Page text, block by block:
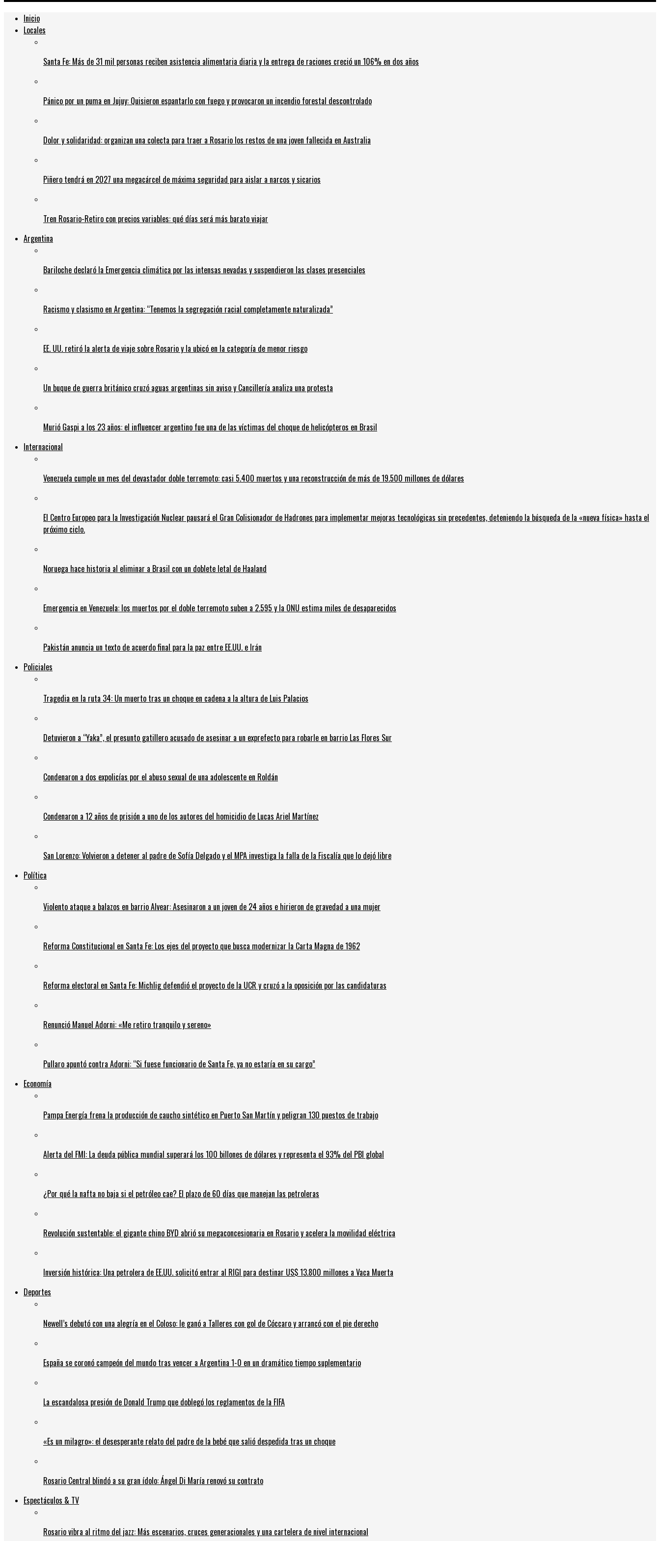
Inicio
Locales
Santa Fe: Más de 31 mil personas reciben asistencia alimentaria diaria y la entrega de raciones creció un 106% en dos años
Pánico por un puma en Jujuy: Quisieron espantarlo con fuego y provocaron un incendio forestal descontrolado
Dolor y solidaridad: organizan una colecta para traer a Rosario los restos de una joven fallecida en Australia
Piñero tendrá en 2027 una megacárcel de máxima seguridad para aislar a narcos y sicarios
Tren Rosario-Retiro con precios variables: qué días será más barato viajar
Argentina
Bariloche declaró la Emergencia climática por las intensas nevadas y suspendieron las clases presenciales
Racismo y clasismo en Argentina: “Tenemos la segregación racial completamente naturalizada”
EE. UU. retiró la alerta de viaje sobre Rosario y la ubicó en la categoría de menor riesgo
Un buque de guerra británico cruzó aguas argentinas sin aviso y Cancillería analiza una protesta
Murió Gaspi a los 23 años: el influencer argentino fue una de las víctimas del choque de helicópteros en Brasil
Internacional
Venezuela cumple un mes del devastador doble terremoto: casi 5.400 muertos y una reconstrucción de más de 19.500 millones de dólares
El Centro Europeo para la Investigación Nuclear pausará el Gran Colisionador de Hadrones para implementar mejoras tecnológicas sin precedentes, deteniendo la búsqueda de la «nueva física» hasta el
próximo ciclo.
Noruega hace historia al eliminar a Brasil con un doblete letal de Haaland
Emergencia en Venezuela: los muertos por el doble terremoto suben a 2.595 y la ONU estima miles de desaparecidos
Pakistán anuncia un texto de acuerdo final para la paz entre EE.UU. e Irán
Policiales
Tragedia en la ruta 34: Un muerto tras un choque en cadena a la altura de Luis Palacios
Detuvieron a “Yaka”, el presunto gatillero acusado de asesinar a un exprefecto para robarle en barrio Las Flores Sur
Condenaron a dos expolicías por el abuso sexual de una adolescente en Roldán
Condenaron a 12 años de prisión a uno de los autores del homicidio de Lucas Ariel Martínez
San Lorenzo: Volvieron a detener al padre de Sofía Delgado y el MPA investiga la falla de la Fiscalía que lo dejó libre
Política
Violento ataque a balazos en barrio Alvear: Asesinaron a un joven de 24 años e hirieron de gravedad a una mujer
Reforma Constitucional en Santa Fe: Los ejes del proyecto que busca modernizar la Carta Magna de 1962
Reforma electoral en Santa Fe: Michlig defendió el proyecto de la UCR y cruzó a la oposición por las candidaturas
Renunció Manuel Adorni: «Me retiro tranquilo y sereno»
Pullaro apuntó contra Adorni: “Si fuese funcionario de Santa Fe, ya no estaría en su cargo”
Economía
Pampa Energía frena la producción de caucho sintético en Puerto San Martín y peligran 130 puestos de trabajo
Alerta del FMI: La deuda pública mundial superará los 100 billones de dólares y representa el 93% del PBI global
¿Por qué la nafta no baja si el petróleo cae? El plazo de 60 días que manejan las petroleras
Revolución sustentable: el gigante chino BYD abrió su megaconcesionaria en Rosario y acelera la movilidad eléctrica
Inversión histórica: Una petrolera de EE.UU. solicitó entrar al RIGI para destinar US$ 13.800 millones a Vaca Muerta
Deportes
Newell’s debutó con una alegría en el Coloso: le ganó a Talleres con gol de Cóccaro y arrancó con el pie derecho
España se coronó campeón del mundo tras vencer a Argentina 1-0 en un dramático tiempo suplementario
La escandalosa presión de Donald Trump que doblegó los reglamentos de la FIFA
«Es un milagro»: el desesperante relato del padre de la bebé que salió despedida tras un choque
Rosario Central blindó a su gran ídolo: Ángel Di María renovó su contrato
Espectáculos & TV
Rosario vibra al ritmo del jazz: Más escenarios, cruces generacionales y una cartelera de nivel internacional